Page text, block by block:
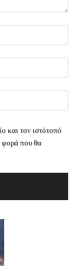
και τον ιστότοπό
φορά που θα